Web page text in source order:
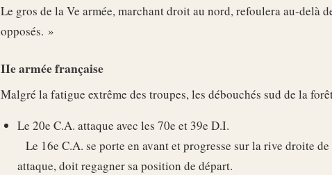
Le gros de la Ve armée, marchant droit au nord, refoulera au-delà
opposés. »
IIe armée française
Malgré la fatigue extrême des troupes, les débouchés sud de la
Le 20e C.A. attaque avec les 70e et 39e D.I.
Le 16e C.A. se porte en avant et progresse sur la rive droite
attaque, doit regagner sa position de départ.